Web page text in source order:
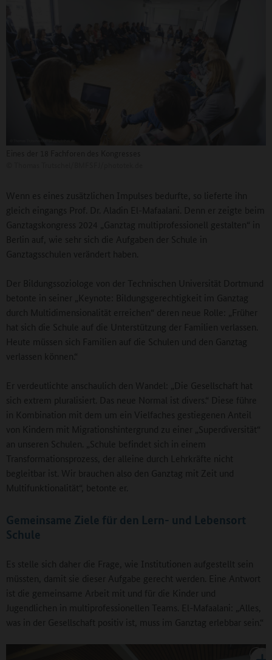
Wenn es eines zusätzlichen Impulses bedurfte, so lieferte ihn
gleich eingangs Prof. Dr. Aladin El-Mafaalani. Denn er zeigte beim
Ganztagskongress 2024 „Ganztag multiprofessionell gestalten“ in
Berlin auf, wie sehr sich die Aufgaben der Schule in
Ganztagsschulen verändert haben.
Der Bildungssoziologe von der Technischen Universität Dortmund
betonte in seiner „Keynote: Bildungsgerechtigkeit im Ganztag
durch Multidimensionalität erreichen“ deren neue Rolle: „Früher
hat sich die Schule auf die Unterstützung der Familien verlassen.
Heute müssen sich Familien auf die Schulen und den Ganztag
verlassen können.“
Er verdeutlichte anschaulich den Wandel: „Die Gesellschaft hat
sich extrem pluralisiert. Das neue Normal ist divers.“ Diese führe
in Kombination mit dem um ein Vielfaches gestiegenen Anteil
von Kindern mit Migrationshintergrund zu einer „Superdiversität“
an unseren Schulen. „Schule befindet sich in einem
Transformationsprozess, der alleine durch Lehrkräfte nicht
begleitbar ist. Wir brauchen also den Ganztag mit Zeit und
Multifunktionalität“, betonte er.
Gemeinsame Ziele für den Lern- und Lebensort
Schule
Es stelle sich daher die Frage, wie Institutionen aufgestellt sein
müssten, damit sie dieser Aufgabe gerecht werden. Eine Antwort
ist die gemeinsame Arbeit mit und für die Kinder und
Jugendlichen in multiprofessionellen Teams. El-Mafaalani: „Alles,
was in der Gesellschaft positiv ist, muss im Ganztag erlebbar sein.“